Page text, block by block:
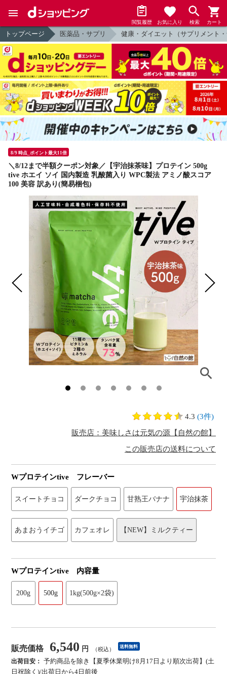
閲覧履歴 お気に入り 検索 カート
トップページ 医薬品・サプリ 健康・ダイエット（サプリメント
8/9 時点_ポイント最大11倍
＼8/12まで半額クーポン対象／【宇治抹茶味】プロテイン 500g
tive ホエイ ソイ 国内製造 乳酸菌入り WPC製法 アミノ酸スコア
100 美容 訳あり(簡易梱包)
4.3 (3件)
販売店：美味しさは元気の源【自然の館】
この販売店の送料について
Wプロテインtive フレーバー
スイートチョコ ダークチョコ 甘熟王バナナ 宇治抹茶
あまおうイチゴ カフェオレ 【NEW】ミルクティー
Wプロテインtive 内容量
200g 500g 1kg(500g×2袋)
販売価格 6,540 円 （税込） 送料無料
出荷目安： 予約商品を除き【夏季休業明け8月17日より順次出荷】(土
日祝除く)/出荷日から4日前後